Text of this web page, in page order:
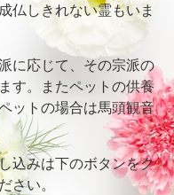
仏しきれない霊もいま
に応じて、その宗派の
す。またペットの供養
ットの場合は馬頭観音
込みは下のボタンをク
さい。